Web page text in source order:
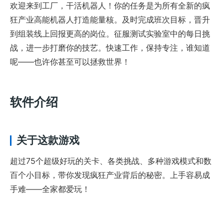
欢迎来到工厂，干活机器人！你的任务是为所有全新的疯
狂产业高能机器人打造能量核。及时完成班次目标，晋升
到组装线上回报更高的岗位。征服测试实验室中的每日挑
战，进一步打磨你的技艺。快速工作，保持专注，谁知道
呢——也许你甚至可以拯救世界！
软件介绍
关于这款游戏
超过75个超级好玩的关卡、各类挑战、多种游戏模式和数
百个小目标，带你发现疯狂产业背后的秘密。上手容易成
手难——全家都爱玩！